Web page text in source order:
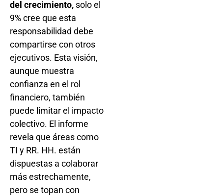
del crecimiento, solo el
9% cree que esta
responsabilidad debe
compartirse con otros
ejecutivos. Esta visión,
aunque muestra
confianza en el rol
financiero, también
puede limitar el impacto
colectivo. El informe
revela que áreas como
TI y RR. HH. están
dispuestas a colaborar
más estrechamente,
pero se topan con